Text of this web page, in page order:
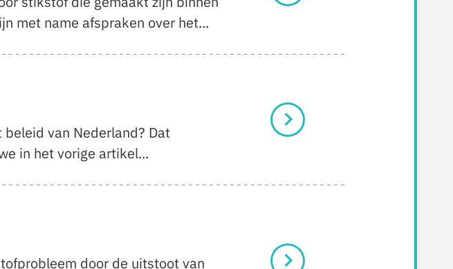
met name afspraken over het...
van Nederland? Dat
in het vorige artikel...
door de uitstoot van